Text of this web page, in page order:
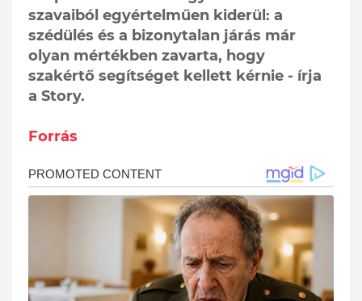
szavaiból egyértelműen kiderül: a
szédülés és a bizonytalan járás már
olyan mértékben zavarta, hogy
szakértő segítséget kellett kérnie - írja
a Story.
Forrás